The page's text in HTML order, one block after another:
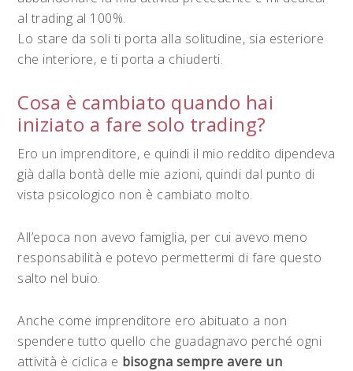
al trading al 100%.
Lo stare da soli ti porta alla solitudine, sia esteriore
che interiore, e ti porta a chiuderti.
Cosa è cambiato quando hai
iniziato a fare solo trading?
Ero un imprenditore, e quindi il mio reddito dipendeva
già dalla bontà delle mie azioni, quindi dal punto di
vista psicologico non è cambiato molto.
All’epoca non avevo famiglia, per cui avevo meno
responsabilità e potevo permettermi di fare questo
salto nel buio.
Anche come imprenditore ero abituato a non
spendere tutto quello che guadagnavo perché ogni
attività è ciclica e bisogna sempre avere un